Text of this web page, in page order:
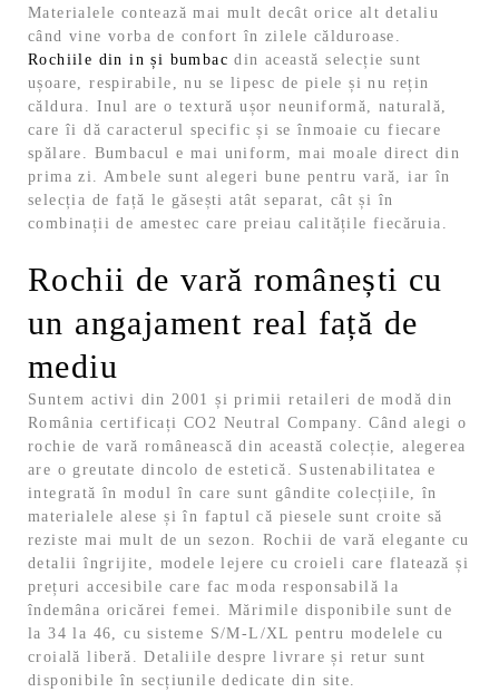
Materialele contează mai mult decât orice alt detaliu
când vine vorba de confort în zilele călduroase.
Rochiile din in și bumbac din această selecție sunt
ușoare, respirabile, nu se lipesc de piele și nu rețin
căldura. Inul are o textură ușor neuniformă, naturală,
care îi dă caracterul specific și se înmoaie cu fiecare
spălare. Bumbacul e mai uniform, mai moale direct din
prima zi. Ambele sunt alegeri bune pentru vară, iar în
selecția de față le găsești atât separat, cât și în
combinații de amestec care preiau calitățile fiecăruia.
Rochii de vară românești cu
un angajament real față de
mediu
Suntem activi din 2001 și primii retaileri de modă din
România certificați CO2 Neutral Company. Când alegi o
rochie de vară românească din această colecție, alegerea
are o greutate dincolo de estetică. Sustenabilitatea e
integrată în modul în care sunt gândite colecțiile, în
materialele alese și în faptul că piesele sunt croite să
reziste mai mult de un sezon. Rochii de vară elegante cu
detalii îngrijite, modele lejere cu croieli care flatează și
prețuri accesibile care fac moda responsabilă la
îndemâna oricărei femei. Mărimile disponibile sunt de
la 34 la 46, cu sisteme S/M-L/XL pentru modelele cu
croială liberă. Detaliile despre livrare și retur sunt
disponibile în secțiunile dedicate din site.